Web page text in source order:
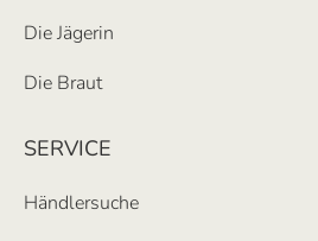
Die Jägerin
Die Braut
SERVICE
Händlersuche